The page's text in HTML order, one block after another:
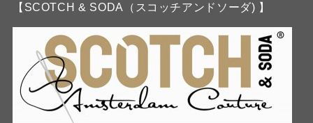
【SCOTCH & SODA（スコッチアンドソーダ) 】